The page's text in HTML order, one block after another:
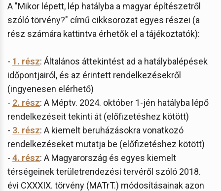
A "Mikor lépett, lép hatályba a magyar építészetről
szóló törvény?" című cikksorozat egyes részei (a
rész számára kattintva érhetők el a tájékoztatók):
- 1. rész: Általános áttekintést ad a hatálybalépések
időpontjairól, és az érintett rendelkezésekről
(ingyenesen elérhető)
- 2. rész: A Méptv. 2024. október 1-jén hatályba lépő
rendelkezéseit tekinti át (előfizetéshez kötött)
- 3. rész: A kiemelt beruházásokra vonatkozó
rendelkezéseket mutatja be (előfizetéshez kötött)
- 4. rész: A Magyarország és egyes kiemelt
térségeinek területrendezési tervéről szóló 2018.
évi CXXXIX. törvény (MATrT.) módosításainak azon